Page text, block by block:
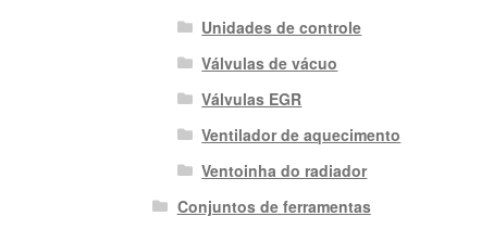
Unidades de controle
Válvulas de vácuo
Válvulas EGR
Ventilador de aquecimento
Ventoinha do radiador
Conjuntos de ferramentas